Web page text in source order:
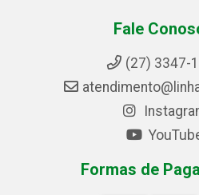
Fale
(27) 3347-
Formas de